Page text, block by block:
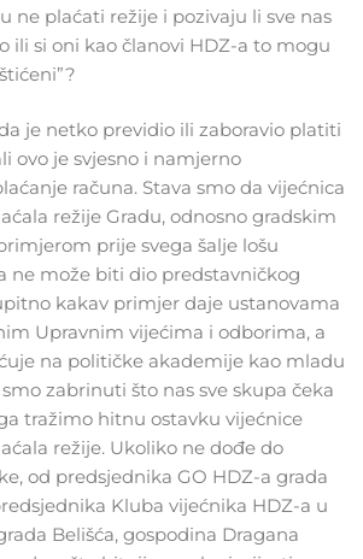
ne plaćati režije i pozivaju li sve nas
ili si oni kao članovi HDZ-a to mogu
je netko previdio ili zaboravio platiti
ovo je svjesno i namjerno
računa. Stava smo da vijećnica
režije Gradu, odnosno gradskim
prije svega šalje lošu
ne može biti dio predstavničkog
kakav primjer daje ustanovama
Upravnim vijećima i odborima, a
na političke akademije kao mladu
zabrinuti što nas sve skupa čeka
tražimo hitnu ostavku vijećnice
režije. Ukoliko ne dođe do
od predsjednika GO HDZ-a grada
Kluba vijećnika HDZ-a u
Belišća, gospodina Dragana